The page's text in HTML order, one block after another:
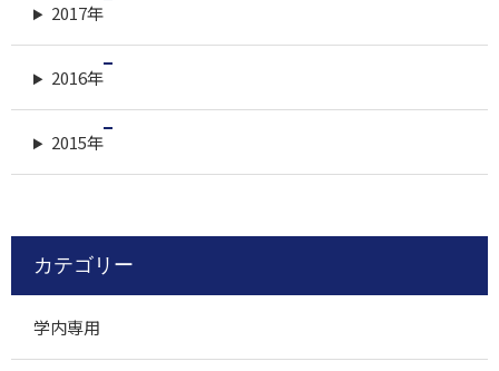
2017年
2016年
2015年
カテゴリー
学内専用